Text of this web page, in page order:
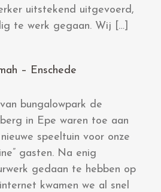
uitstekend uitgevoerd,
te werk gegaan. Wij […]
– Enschede
bungalowpark de
in Epe waren toe aan
speeltuin voor onze
gasten. Na enig
gedaan te hebben op
kwamen we al snel